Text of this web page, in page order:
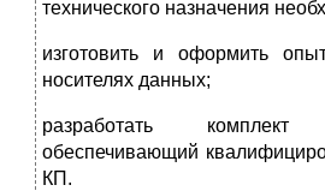
технического назначения
изготовить и оформить
носителях данных;
разработать
обеспечивающий
КП.